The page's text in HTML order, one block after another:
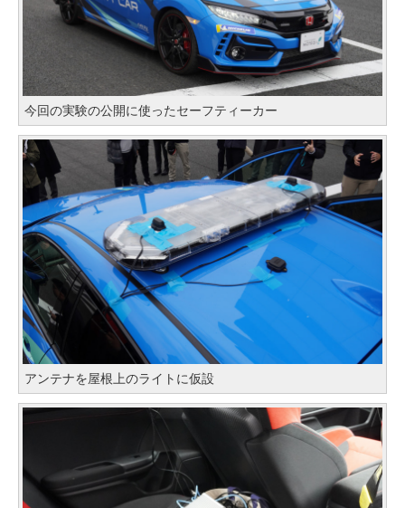
今回の実験の公開に使ったセーフティーカー
アンテナを屋根上のライトに仮設